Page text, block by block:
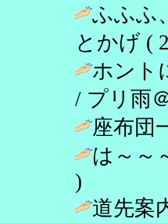
ふふふ
とかげ (
ホント
/ プリ雨
座布団
は～～
)
道先案